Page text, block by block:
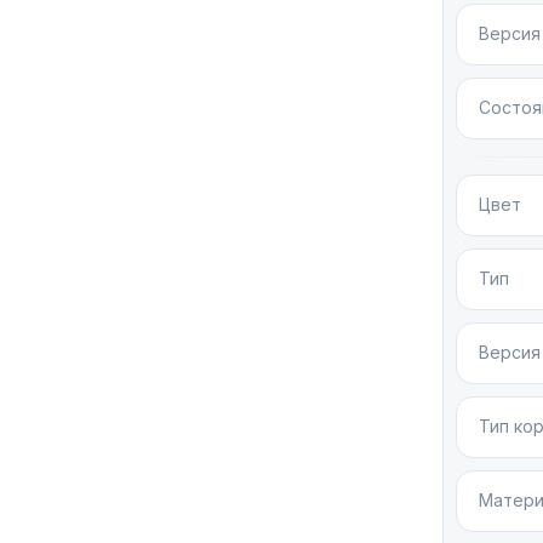
новом
защита
Это
Версия
Цвет
Тип
Тип